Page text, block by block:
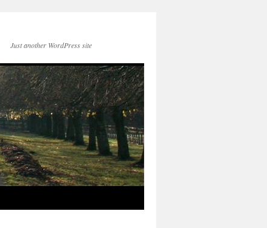
Just another WordPress site